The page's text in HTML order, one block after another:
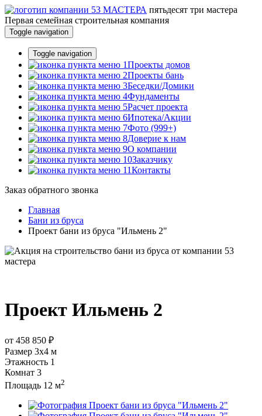
пятьдесят три мастера
Первая семейная строительная компания
Toggle navigation
Toggle navigation
Проекты домов
Проекты бань
Беседки/Домики
Фундаменты
Расчет проекта
Ипотека/Акции
Фото (999+)
Доверие к нам
О компании
Заказчику
Контакты
Заказ обратного звонка
Главная
Бани из бруса
Проект бани из бруса "Ильмень 2"
Проект Ильмень 2
от 458 850 ₽
Размер 3х4 м
Этажность 1
Комнат 3
Площадь 12 м2